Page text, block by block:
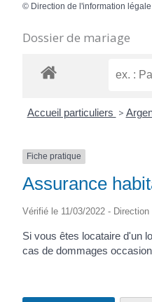
© Direction de l'information
Dossier de mariage
Accueil particuliers >
Fiche pratique
Assurance
Vérifié le 11/03/2022 -
Si vous êtes locataire d'un
cas de dommages